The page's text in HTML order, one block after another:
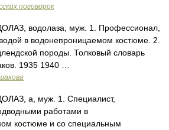
поговорок
водолаза, муж. 1. Профессионал,
в водонепроницаемом костюме. 2.
породы. Толковый словарь
1935 1940 …
а, муж. 1. Специалист,
работами в
костюме и со специальным